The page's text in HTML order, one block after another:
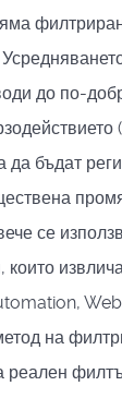
до по-
бъдат
се
които
на
реален